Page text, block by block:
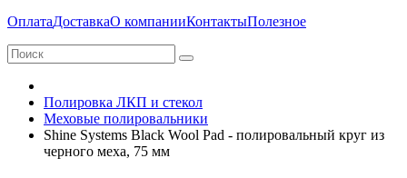
ОплатаДоставкаО компанииКонтактыПолезное
Полировка ЛКП и стекол
Меховые полировальники
Shine Systems Black Wool Pad - полировальный круг из
черного меха, 75 мм